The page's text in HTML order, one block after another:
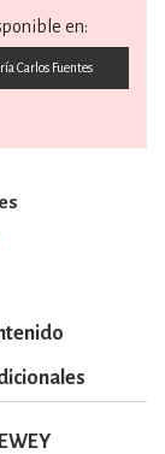
en:
Carlos Fuentes